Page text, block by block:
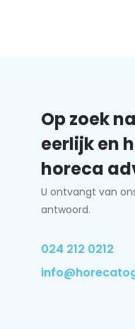
Op zoek
eerlijk en
horeca
U ontvangt van
antwoord.
024 212 0212